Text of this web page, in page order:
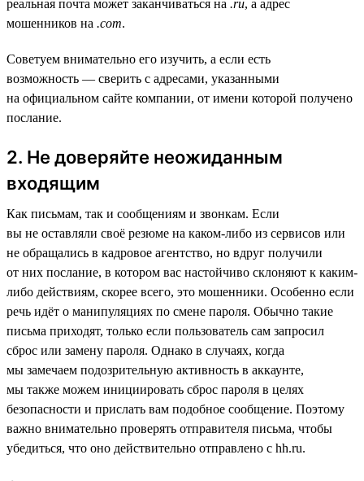
реальная почта может заканчиваться на .ru, а адрес
мошенников на .com.
Советуем внимательно его изучить, а если есть
возможность — сверить с адресами, указанными
на официальном сайте компании, от имени которой получено
послание.
2. Не доверяйте неожиданным
входящим
Как письмам, так и сообщениям и звонкам. Если
вы не оставляли своё резюме на каком-либо из сервисов или
не обращались в кадровое агентство, но вдруг получили
от них послание, в котором вас настойчиво склоняют к каким-
либо действиям, скорее всего, это мошенники. Особенно если
речь идёт о манипуляциях по смене пароля. Обычно такие
письма приходят, только если пользователь сам запросил
сброс или замену пароля. Однако в случаях, когда
мы замечаем подозрительную активность в аккаунте,
мы также можем инициировать сброс пароля в целях
безопасности и прислать вам подобное сообщение. Поэтому
важно внимательно проверять отправителя письма, чтобы
убедиться, что оно действительно отправлено с hh.ru.